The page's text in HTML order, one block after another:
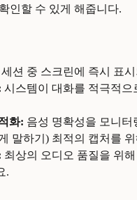
인할 수 있게 해줍니다.
세션 중 스크린에 즉시 표
시스템이 대화를 적극적
화: 음성 명확성을 모니
말하기) 최적의 캡처를
최상의 오디오 품질을 위
.